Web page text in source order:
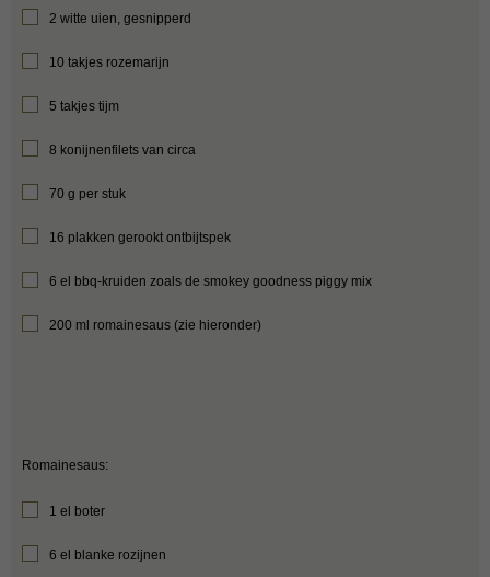
2 witte uien, gesnipperd
10 takjes rozemarijn
5 takjes tijm
8 konijnenfilets van circa
70 g per stuk
16 plakken gerookt ontbijtspek
6 el bbq-kruiden zoals de smokey goodness piggy mix
200 ml romainesaus (zie hieronder)
Romainesaus:
1 el boter
6 el blanke rozijnen